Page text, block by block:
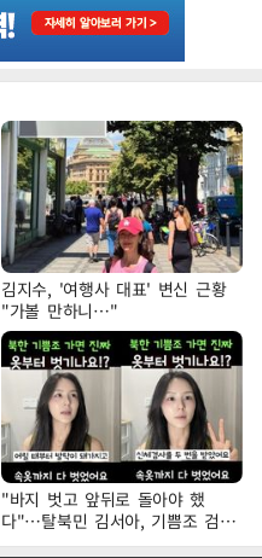
김지수, '여행사 대표' 변신 근황
"가볼 만하니…"
"바지 벗고 앞뒤로 돌아야 했
다"…탈북민 김서아, 기쁨조 검사
수치심 회상